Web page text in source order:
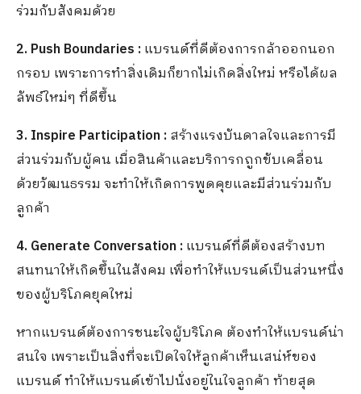
ร่วมกับสังคมด้วย
2. Push Boundaries :แบรนด์ที่ดีต้องการกล้าออกนอก
กรอบ เพราะการทำสิ่งเดิมก็ยากไม่เกิดสิ่งใหม่ หรือได้ผล
ลัพธ์ใหม่ๆ ที่ดีขึ้น
3. Inspire Participation :สร้างแรงบันดาลใจและการมี
ส่วนร่วมกับผู้คน เมื่อสินค้าและบริการกถูกขับเคลื่อน
ด้วยวัฒนธรรม จะทำให้เกิดการพูดคุยและมีส่วนร่วมกับ
ลูกค้า
4. Generate Conversation :แบรนด์ที่ดีต้องสร้างบท
สนทนาให้เกิดขึ้นในสังคม เพื่อทำให้แบรนด์เป็นส่วนหนึ่ง
ของผู้บริโภคยุคใหม่
หากแบรนด์ต้องการชนะใจผู้บริโภค ต้องทำให้แบรนด์น่า
สนใจ เพราะเป็นสิ่งที่จะเปิดใจให้ลูกค้าเห็นเสน่ห์ของ
แบรนด์ ทำให้แบรนด์เข้าไปนั่งอยู่ในใจลูกค้า ท้ายสุด